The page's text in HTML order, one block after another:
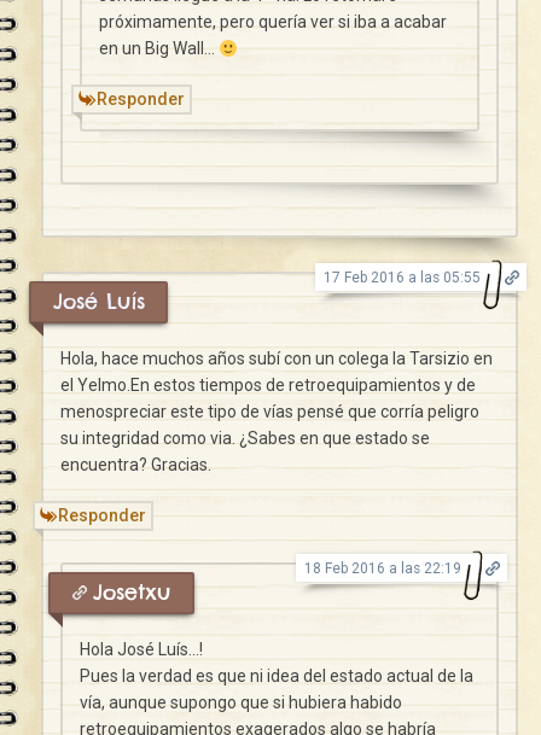
próximamente, pero quería ver si iba a acabar
en un Big Wall…
Responder
José Luís
17 Feb 2016 a las 05:55
Hola, hace muchos años subí con un colega la Tarsizio en
el Yelmo.En estos tiempos de retroequipamientos y de
menospreciar este tipo de vías pensé que corría peligro
su integridad como via. ¿Sabes en que estado se
encuentra? Gracias.
Responder
Josetxu
18 Feb 2016 a las 22:19
Hola José Luís…!
Pues la verdad es que ni idea del estado actual de la
vía, aunque supongo que si hubiera habido
retroequipamientos exagerados algo se habría